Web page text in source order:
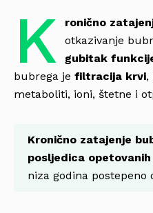
K ronično
otkazivanje
gubitak
bubrega je filtracija krvi,
metaboliti, ioni, štetne i
Kronično zatajenje
posljedica
niza godina postepeno